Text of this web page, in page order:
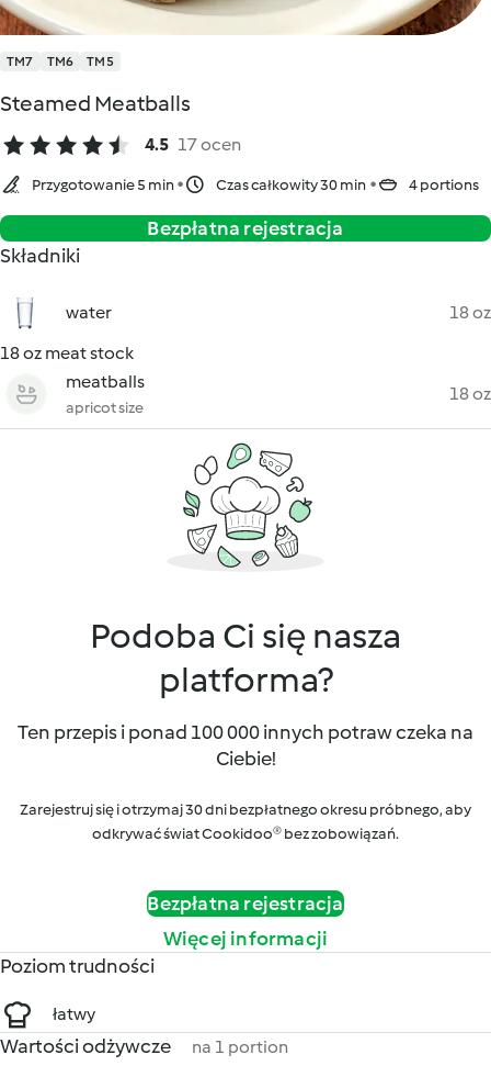
TM7 TM6 TM5
Steamed Meatballs
4.5 17 ocen
Przygotowanie 5 min Czas całkowity 30 min 4 portions
Bezpłatna rejestracja
Składniki
water
18 oz
18 oz meat stock
meatballs
apricot size
18 oz
Podoba Ci się nasza
platforma?
Ten przepis i ponad 100 000 innych potraw czeka na
Ciebie!
Zarejestruj się i otrzymaj 30 dni bezpłatnego okresu próbnego, aby
odkrywać świat Cookidoo® bez zobowiązań.
Bezpłatna rejestracja
Więcej informacji
Poziom trudności
łatwy
Wartości odżywcze na 1 portion